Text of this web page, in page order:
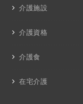
介護施設
介護資格
介護食
在宅介護